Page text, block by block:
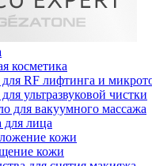
косметика
для RF лифтинга и
ультразвуковой чистки
для вакуумного массажа
для лица
кожи
кожи